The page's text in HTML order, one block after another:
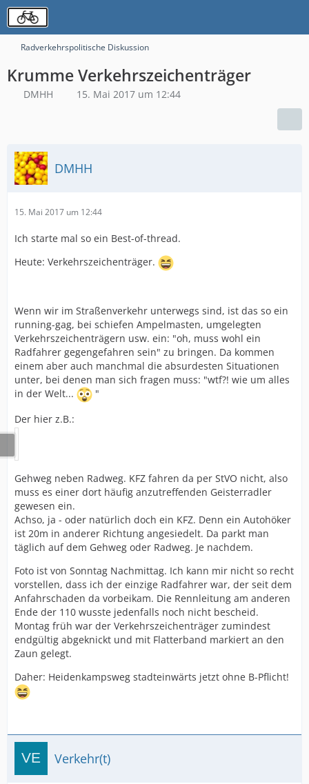
Radverkehrspolitische Diskussion
Krumme Verkehrszeichenträger
DMHH 15. Mai 2017 um 12:44
DMHH
15. Mai 2017 um 12:44
Ich starte mal so ein Best-of-thread.
Heute: Verkehrszeichenträger.
Wenn wir im Straßenverkehr unterwegs sind, ist das so ein
running-gag, bei schiefen Ampelmasten, umgelegten
Verkehrszeichenträgern usw. ein: "oh, muss wohl ein
Radfahrer gegengefahren sein" zu bringen. Da kommen
einem aber auch manchmal die absurdesten Situationen
unter, bei denen man sich fragen muss: "wtf?! wie um alles
in der Welt...
"
Der hier z.B.:
Gehweg neben Radweg. KFZ fahren da per StVO nicht, also
muss es einer dort häufig anzutreffenden Geisterradler
gewesen ein.
Achso, ja - oder natürlich doch ein KFZ. Denn ein Autohöker
ist 20m in anderer Richtung angesiedelt. Da parkt man
täglich auf dem Gehweg oder Radweg. Je nachdem.
Foto ist von Sonntag Nachmittag. Ich kann mir nicht so recht
vorstellen, dass ich der einzige Radfahrer war, der seit dem
Anfahrschaden da vorbeikam. Die Rennleitung am anderen
Ende der 110 wusste jedenfalls noch nicht bescheid.
Montag früh war der Verkehrszeichenträger zumindest
endgültig abgeknickt und mit Flatterband markiert an den
Zaun gelegt.
Daher: Heidenkampsweg stadteinwärts jetzt ohne B-Pflicht!
Verkehr(t)